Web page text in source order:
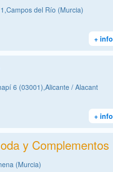
del Río (Murcia)
+ info
6 (03001),Alicante / Alacant
+ info
y Complementos
(Murcia)